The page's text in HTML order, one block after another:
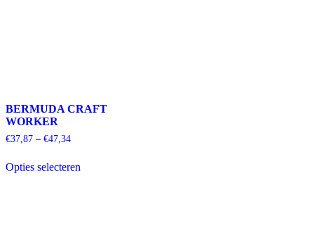
BERMUDA CRAFT
WORKER
€37,87 – €47,34
Opties selecterenproduct